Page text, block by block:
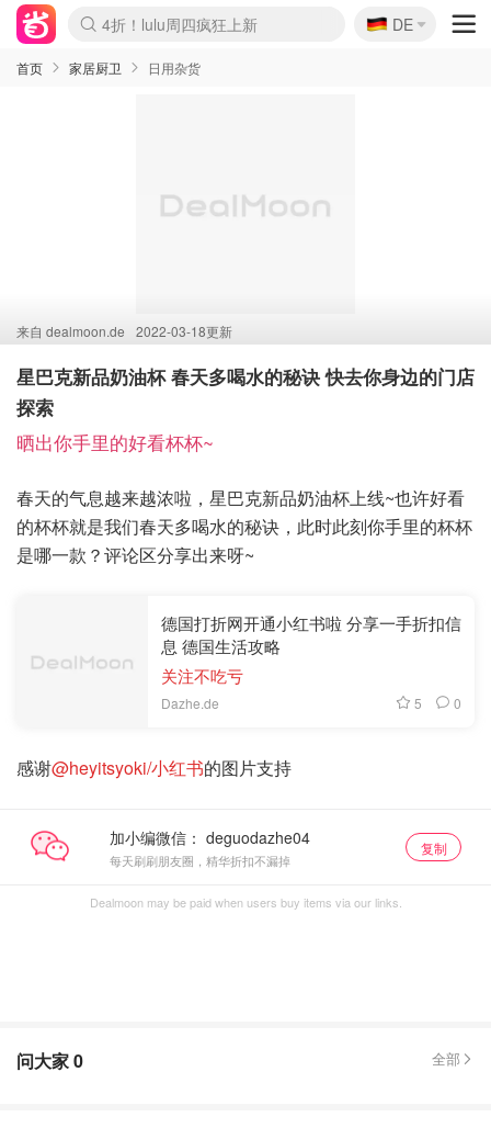
Boticinal 夏促开抢！
4折！lulu周四疯狂上新
还没结束！&OtherStories大促
Joybuy变相75折 随时失效
速领！Stanley独家85折
疑似霸哥！Camper额外叠85折
Zalando 奥莱闪促！每日更新
Moncler反季囤！5折起+叠9折
Coach Brooklyn仅€192
🇩🇪
DE
首页 家居厨卫 日用杂货
来自 dealmoon.de 2022-03-18更新
星巴克新品奶油杯 春天多喝水的秘诀 快去你身边的门店
探索
晒出你手里的好看杯杯~
春天的气息越来越浓啦，星巴克新品奶油杯上线~也许好看
的杯杯就是我们春天多喝水的秘诀，此时此刻你手里的杯杯
是哪一款？评论区分享出来呀~
德国打折网开通小红书啦 分享一手折扣信
息 德国生活攻略
关注不吃亏
Dazhe.de 5 0
感谢@heyitsyoki/小红书的图片支持
加小编微信：
每天刷刷朋友圈，精华折扣不漏掉
复制
Dealmoon may be paid when users buy items via our links.
问大家0 全部